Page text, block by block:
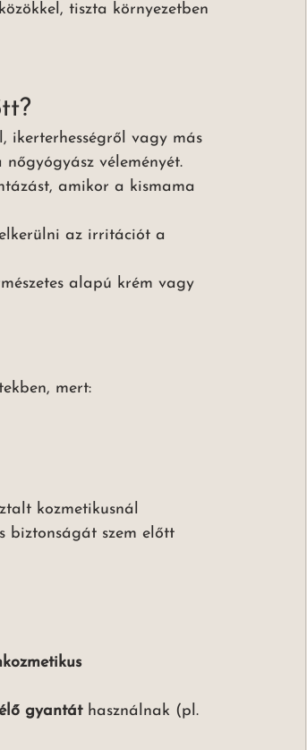
tiszta környezetben
ikerterhességről vagy más
véleményét.
amikor a kismama
az irritációt a
alapú krém vagy
mert:
kozmetikusnál
biztonságát szem előtt
gyantát használnak (pl.